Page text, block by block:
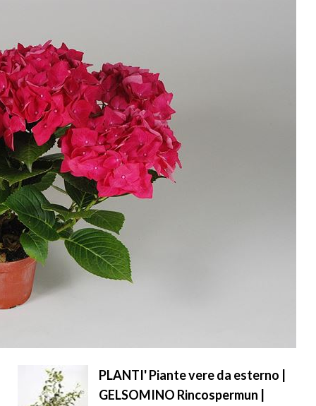
PLANTI' Piante vere da esterno |
GELSOMINO Rincospermun |